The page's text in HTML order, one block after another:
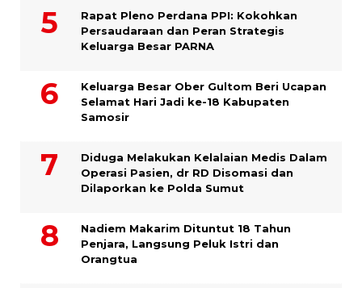
Rapat Pleno Perdana PPI: Kokohkan
Persaudaraan dan Peran Strategis
Keluarga Besar PARNA
Keluarga Besar Ober Gultom Beri Ucapan
Selamat Hari Jadi ke-18 Kabupaten
Samosir
Diduga Melakukan Kelalaian Medis Dalam
Operasi Pasien, dr RD Disomasi dan
Dilaporkan ke Polda Sumut
​Nadiem Makarim Dituntut 18 Tahun
Penjara, Langsung Peluk Istri dan
Orangtua